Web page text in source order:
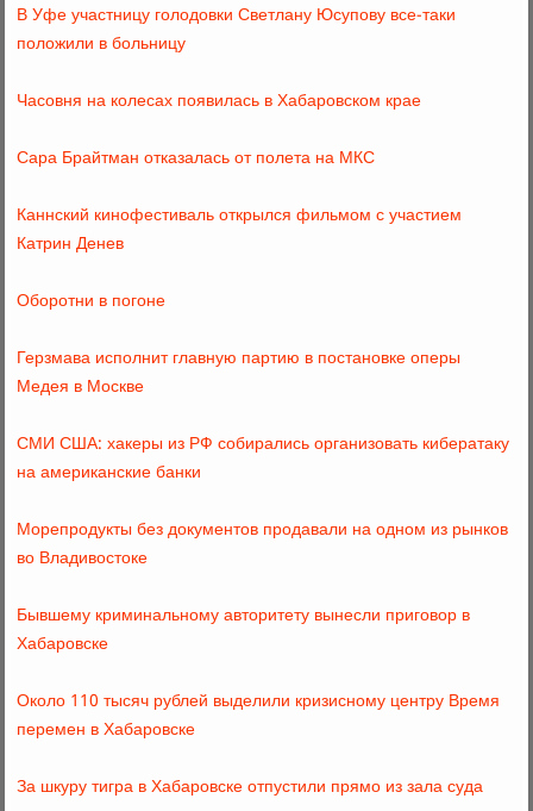
В Уфе участницу голодовки Светлану Юсупову все-таки
положили в больницу
Часовня на колесах появилась в Хабаровском крае
Сара Брайтман отказалась от полета на МКС
Каннский кинофестиваль открылся фильмом с участием
Катрин Денев
Оборотни в погоне
Герзмава исполнит главную партию в постановке оперы
Медея в Москве
СМИ США: хакеры из РФ собирались организовать кибератаку
на американские банки
Морепродукты без документов продавали на одном из рынков
во Владивостоке
Бывшему криминальному авторитету вынесли приговор в
Хабаровске
Около 110 тысяч рублей выделили кризисному центру Время
перемен в Хабаровске
За шкуру тигра в Хабаровске отпустили прямо из зала суда